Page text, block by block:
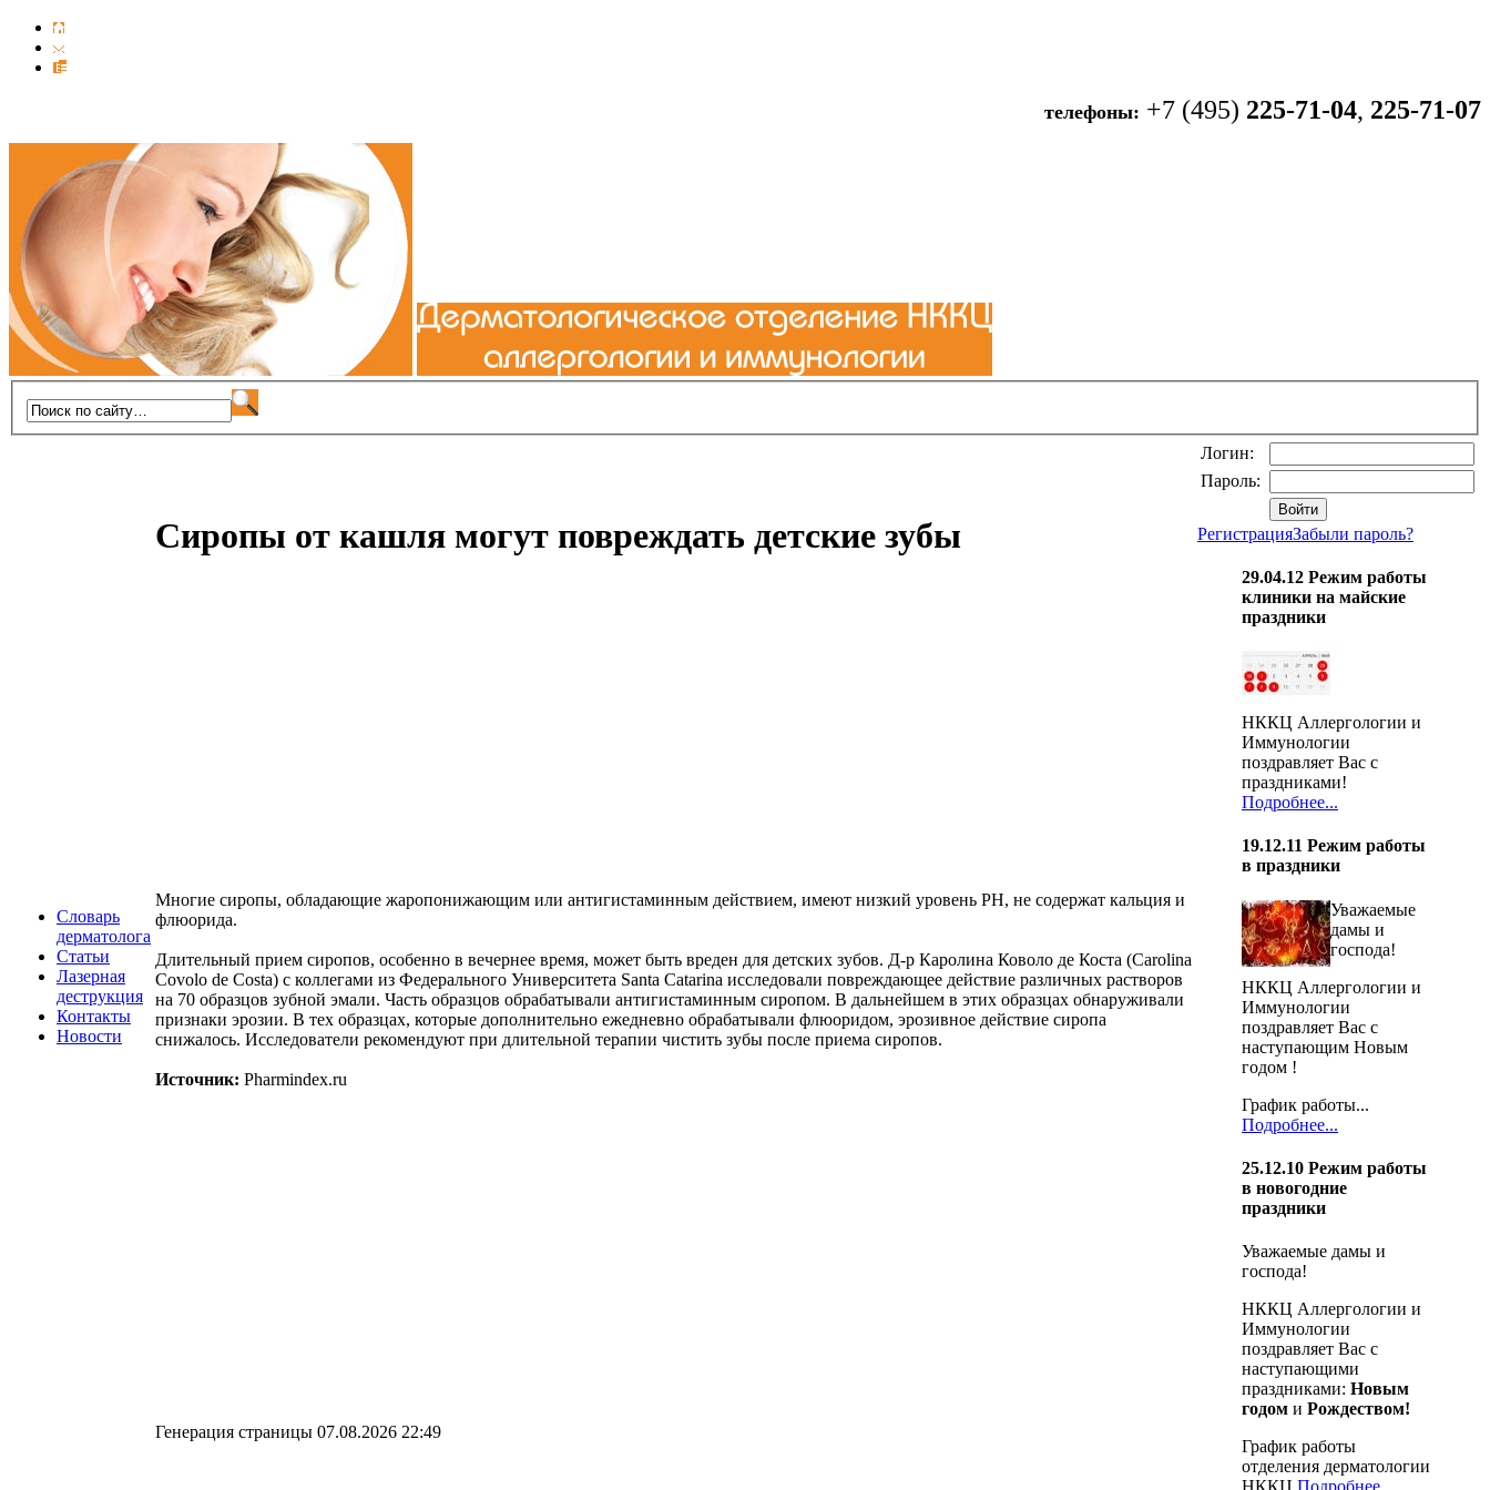
телефоны: +7 (495) 225-71-04, 225-71-07
Словарь
дерматолога
Статьи
Лазерная
деструкция
Контакты
Новости
Сиропы от кашля могут повреждать детские зубы
Многие сиропы, обладающие жаропонижающим или антигистаминным действием, имеют низкий уровень РН, не содержат кальция и
флюорида.
Длительный прием сиропов, особенно в вечернее время, может быть вреден для детских зубов. Д-р Каролина Коволо де Коста (Carolina
Covolo de Costa) c коллегами из Федерального Университета Santa Catarina исследовали повреждающее действие различных растворов
на 70 образцов зубной эмали. Часть образцов обрабатывали антигистаминным сиропом. В дальнейшем в этих образцах обнаруживали
признаки эрозии. В тех образцах, которые дополнительно ежедневно обрабатывали флюоридом, эрозивное действие сиропа
снижалось. Исследователи рекомендуют при длительной терапии чистить зубы после приема сиропов.
Источник: Pharmindex.ru
Генерация страницы 07.08.2026 22:49
Логин:
Пароль:
РегистрацияЗабыли пароль?
29.04.12 Режим работы
клиники на майские
праздники
НККЦ Аллергологии и
Иммунологии
поздравляет Вас с
праздниками!
Подробнее...
19.12.11 Режим работы
в праздники
Уважаемые
дамы и
господа!
НККЦ Аллергологии и
Иммунологии
поздравляет Вас с
наступающим Новым
годом !
График работы...
Подробнее...
25.12.10 Режим работы
в новогодние
праздники
Уважаемые дамы и
господа!
НККЦ Аллергологии и
Иммунологии
поздравляет Вас с
наступающими
праздниками: Новым
годом и Рождеством!
График работы
отделения дерматологии